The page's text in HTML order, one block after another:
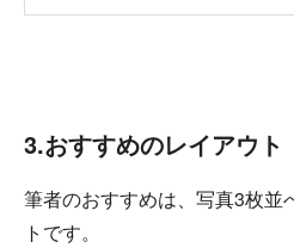
3.おすすめのレイアウト
筆者のおすすめは、写真3枚並
トです。